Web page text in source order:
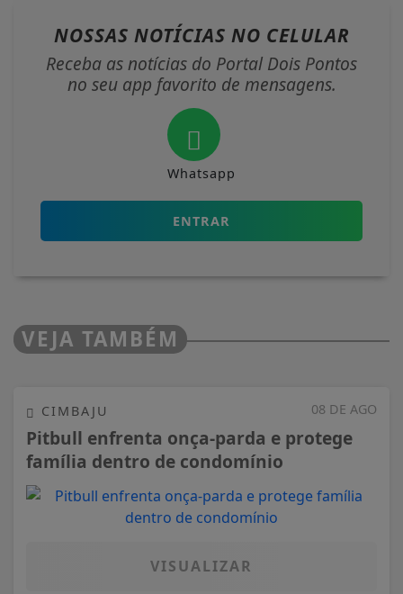
NOSSAS NOTÍCIAS NO CELULAR
Receba as notícias do Portal Dois Pontos
no seu app favorito de mensagens.
Whatsapp
ENTRAR
VEJA TAMBÉM
08 DE AGO
CIMBAJU
Pitbull enfrenta onça-parda e protege
família dentro de condomínio
VISUALIZAR